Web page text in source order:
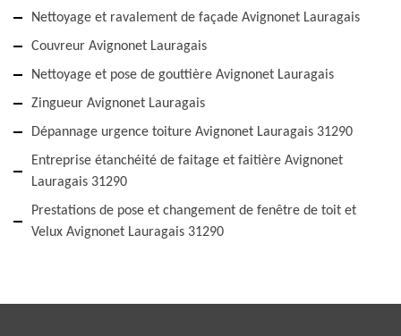
Nettoyage et ravalement de façade Avignonet Lauragais
Couvreur Avignonet Lauragais
Nettoyage et pose de gouttière Avignonet Lauragais
Zingueur Avignonet Lauragais
Dépannage urgence toiture Avignonet Lauragais 31290
Entreprise étanchéité de faitage et faitière Avignonet
Lauragais 31290
Prestations de pose et changement de fenêtre de toit et
Velux Avignonet Lauragais 31290